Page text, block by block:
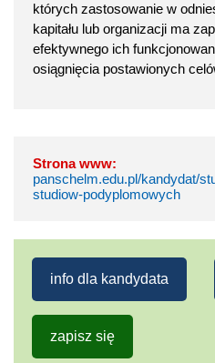
których zastosowanie w
kapitału lub organizacji ma
efektywnego ich
osiągnięcia postawionych
Strona www:
panschelm.edu.pl/kandydat/
studiow-podyplomowych
info dla kandydata
zapisz się